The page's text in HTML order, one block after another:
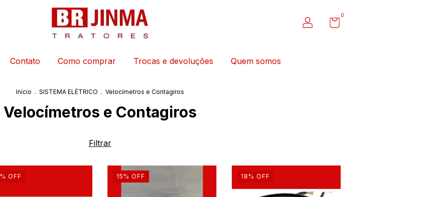
0
Contato Como comprar Trocas e devoluções Quem somos
Início . SISTEMA ELÉTRICO . Velocímetros e Contagiros
Velocímetros e Contagiros
Filtrar
% OFF 15 % OFF 18 % OFF